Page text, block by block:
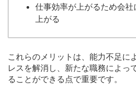
仕事効率が上がるため会
上がる
これらのメリットは、能力不足に
レスを解消し、新たな職務によっ
ることができる点で重要です。